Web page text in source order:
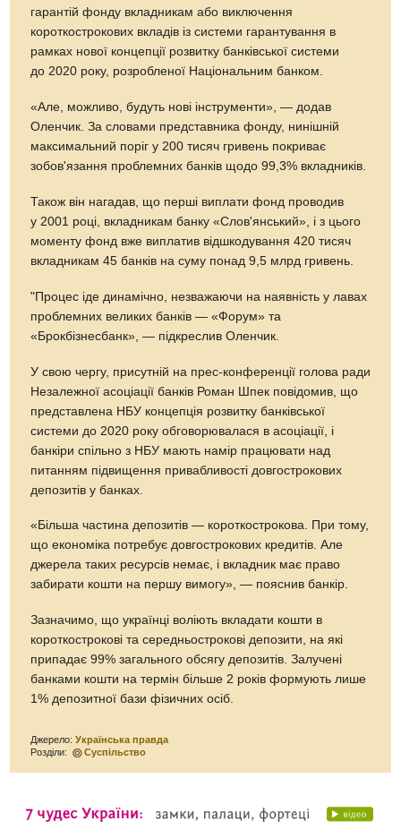
гарантій фонду вкладникам або виключення
короткострокових вкладів із системи гарантування в
рамках нової концепції розвитку банківської системи
до 2020 року, розробленої Національним банком.
«Але, можливо, будуть нові інструменти», — додав
Оленчик. За словами представника фонду, нинішній
максимальний поріг у 200 тисяч гривень покриває
зобов'язання проблемних банків щодо 99,3% вкладників.
Також він нагадав, що перші виплати фонд проводив
у 2001 році, вкладникам банку «Слов'янський», і з цього
моменту фонд вже виплатив відшкодування 420 тисяч
вкладникам 45 банків на суму понад 9,5 млрд гривень.
"Процес іде динамічно, незважаючи на наявність у лавах
проблемних великих банків — «Форум» та
«Брокбізнесбанк», — підкреслив Оленчик.
У свою чергу, присутній на прес-конференції голова ради
Незалежної асоціації банків Роман Шпек повідомив, що
представлена НБУ концепція розвитку банківської
системи до 2020 року обговорювалася в асоціації, і
банкіри спільно з НБУ мають намір працювати над
питанням підвищення привабливості довгострокових
депозитів у банках.
«Більша частина депозитів — короткострокова. При тому,
що економіка потребує довгострокових кредитів. Але
джерела таких ресурсів немає, і вкладник має право
забирати кошти на першу вимогу», — пояснив банкір.
Зазначимо, що українці воліють вкладати кошти в
короткострокові та середньострокові депозити, на які
припадає 99% загального обсягу депозитів. Залучені
банками кошти на термін більше 2 років формують лише
1% депозитної бази фізичних осіб.
Джерело:Українська правда
Розділи:
Суспільство